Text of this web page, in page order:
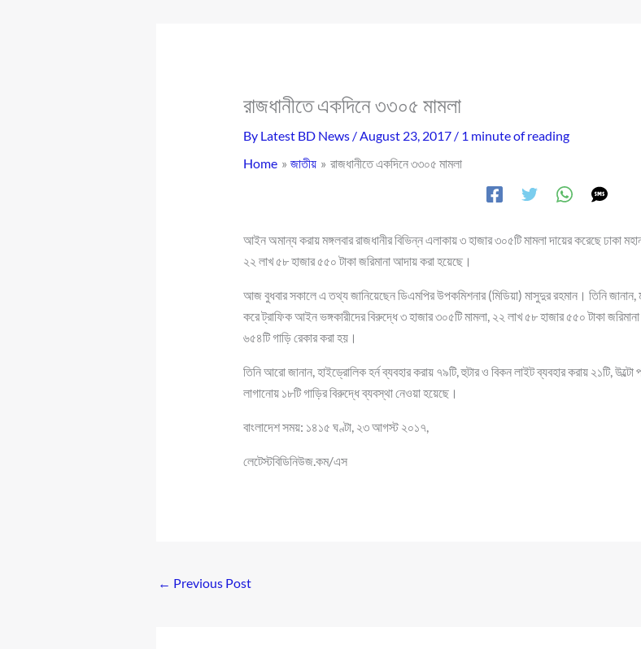
রাজধানীতে একদিনে ৩৩০৫ মামলা
By Latest BD News /August 23, 2017 / 1 minute of reading
Home
জাতীয় রাজধানীতে একদিনে ৩৩০৫ মামলা
আইন অমান্য করায় মঙ্গলবার রাজধানীর বিভিন্ন এলাকায় ৩ হাজার ৩০৫টি মামলা দায়ের করেছে ঢাকা
২২ লাখ ৫৮ হাজার ৫৫০ টাকা জরিমানা আদায় করা হয়েছে।
আজ বুধবার সকালে এ তথ্য জানিয়েছেন ডিএমপির উপকমিশনার (মিডিয়া) মাসুদুর রহমান। তিনি জানান,
করে ট্রাফিক আইন ভঙ্গকারীদের বিরুদ্ধে ৩ হাজার ৩০৫টি মামলা, ২২ লাখ ৫৮ হাজার ৫৫০ টাকা
৬৫৪টি গাড়ি রেকার করা হয়।
তিনি আরো জানান, হাইড্রোলিক হর্ন ব্যবহার করায় ৭৯টি, হুটার ও বিকন লাইট ব্যবহার করায় ২১টি,
লাগানোয় ১৮টি গাড়ির বিরুদ্ধে ব্যবস্থা নেওয়া হয়েছে।
বাংলাদেশ সময়: ১৪১৫ ঘণ্টা, ২৩ আগস্ট ২০১৭,
লেটেস্টবিডিনিউজ.কম/এস
← Previous Post